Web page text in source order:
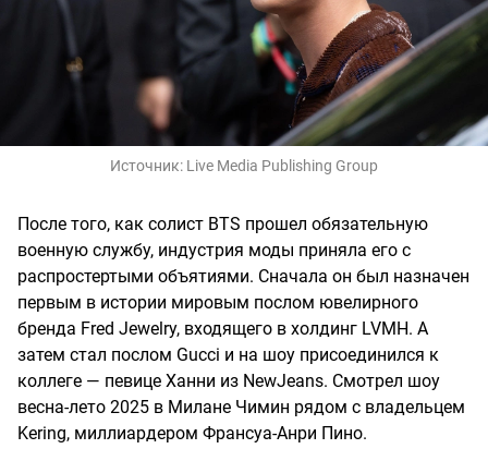
Источник: Live Media Publishing Group
После того, как солист BTS прошел обязательную
военную службу, индустрия моды приняла его с
распростертыми объятиями. Сначала он был назначен
первым в истории мировым послом ювелирного
бренда Fred Jewelry, входящего в холдинг LVMH. А
затем стал послом Gucci и на шоу присоединился к
коллеге — певице Ханни из NewJeans. Смотрел шоу
весна-лето 2025 в Милане Чимин рядом с владельцем
Kering, миллиардером Франсуа-Анри Пино.